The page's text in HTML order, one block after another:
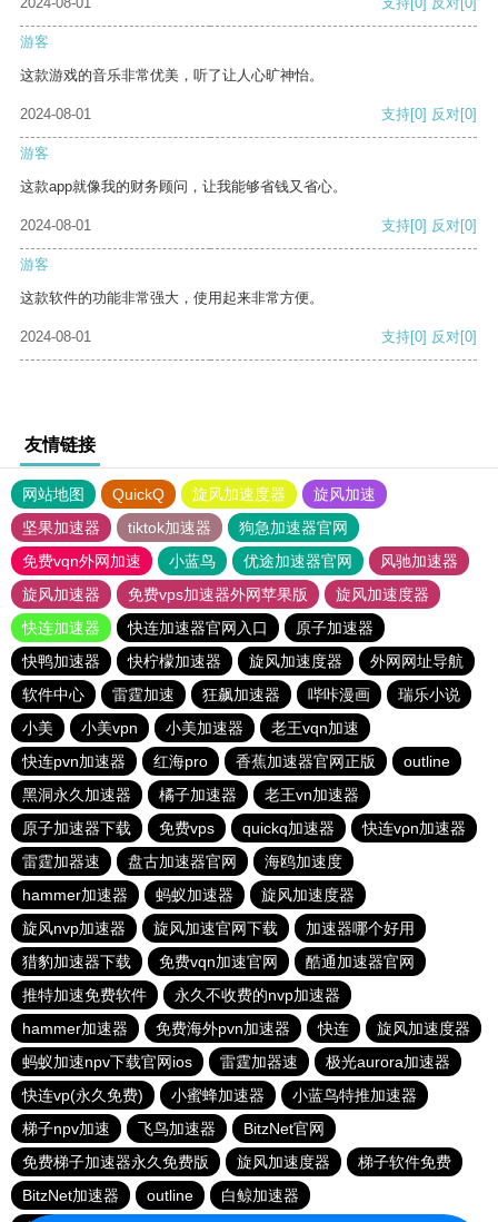
游客
这款游戏的音乐非常优美，听了让人心旷神怡。
2024-08-01 支持[0] 反对[0]
游客
这款app就像我的财务顾问，让我能够省钱又省心。
2024-08-01 支持[0] 反对[0]
游客
这款软件的功能非常强大，使用起来非常方便。
2024-08-01 支持[0] 反对[0]
友情链接
网站地图 QuickQ 旋风加速度器
旋风加速
坚果加速器
tiktok加速器
狗急加速器官网
免费vqn外网加速
小蓝鸟 优途加速器官网
风驰加速器
旋风加速器
免费vps加速器外网苹果版
旋风加速度器
快连加速器
快连加速器官网入口
原子加速器
快鸭加速器
快柠檬加速器 旋风加速度器
外网网址导航
软件中心
雷霆加速 狂飙加速器 哔咔漫画
瑞乐小说
小美
小美vpn 小美加速器
老王vqn加速
快连pvn加速器
红海pro 香蕉加速器官网正版
outline
黑洞永久加速器
橘子加速器
老王vn加速器
原子加速器下载
免费vps quickq加速器
快连vρn加速器
雷霆加器速
盘古加速器官网
海鸥加速度
hammer加速器
蚂蚁加速器
旋风加速度器
旋风nvp加速器
旋风加速官网下载
加速器哪个好用
猎豹加速器下载
免费vqn加速官网
酷通加速器官网
推特加速免费软件
永久不收费的nvp加速器
hammer加速器
免费海外pvn加速器 快连
旋风加速度器
蚂蚁加速npv下载官网ios
雷霆加器速
极光aurora加速器
快连vp(永久免费)
小蜜蜂加速器
小蓝鸟特推加速器
梯子npv加速
飞鸟加速器
BitzNet官网
免费梯子加速器永久免费版
旋风加速度器
梯子软件免费
BitzNet加速器
outline
白鲸加速器